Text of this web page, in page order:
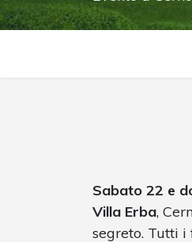
Sabato 22 e
Villa Erba,
segreto. Tutti